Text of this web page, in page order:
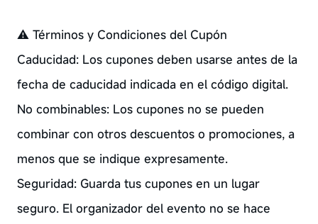
⚠️ Términos y Condiciones del Cupón
Caducidad: Los cupones deben usarse antes de la
fecha de caducidad indicada en el código digital.
No combinables: Los cupones no se pueden
combinar con otros descuentos o promociones, a
menos que se indique expresamente.
Seguridad: Guarda tus cupones en un lugar
seguro. El organizador del evento no se hace